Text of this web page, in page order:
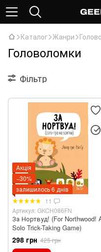
Каталог Жанри
Головоломки
Фільтр
Акція
−30%
залишилось 6 днів
11
Артикул: GKCH086FN
За Нортвуд! (For Northwood!
Solo Trick-Taking Game)
298 грн 425 грн